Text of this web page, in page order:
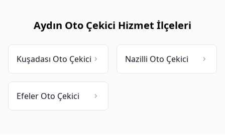
Aydın Oto Çekici Hizmet İlçeleri
Kuşadası Oto Çekici Nazilli Oto Çekici
Efeler Oto Çekici